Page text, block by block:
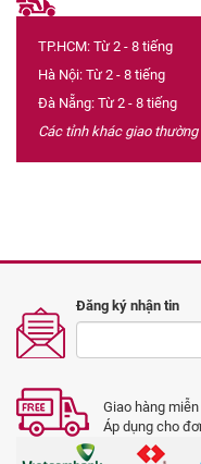
TP.HCM: Từ 2 - 8 tiếng
Hà Nội: Từ 2 - 8 tiếng
Đà Nẵng: Từ 2 - 8 tiếng
Các tỉnh khác giao thường
Đăng ký nhận tin
Giao hàng
Áp dụng cho